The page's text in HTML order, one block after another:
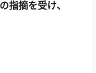
指摘を受け、